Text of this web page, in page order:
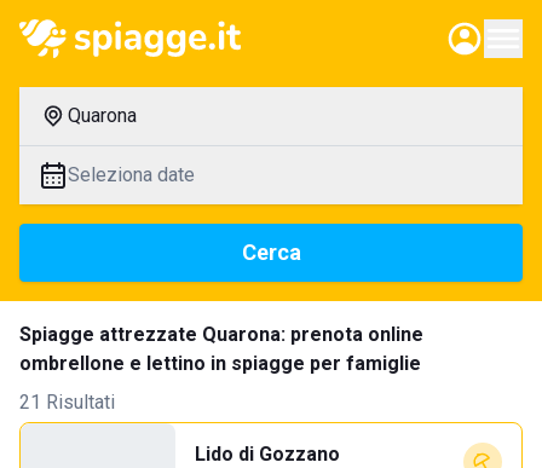
Quarona
Seleziona date
Cerca
Spiagge attrezzate Quarona: prenota online
ombrellone e lettino in spiagge per famiglie
21 Risultati
Lido di Gozzano